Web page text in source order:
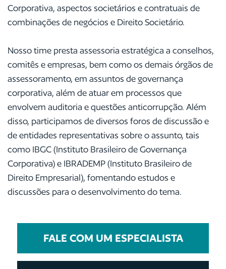
Corporativa, aspectos societários e contratuais de
combinações de negócios e Direito Societário.
Nosso time presta assessoria estratégica a conselhos,
comitês e empresas, bem como os demais órgãos de
assessoramento, em assuntos de governança
corporativa, além de atuar em processos que
envolvem auditoria e questões anticorrupção. Além
disso, participamos de diversos foros de discussão e
de entidades representativas sobre o assunto, tais
como IBGC (Instituto Brasileiro de Governança
Corporativa) e IBRADEMP (Instituto Brasileiro de
Direito Empresarial), fomentando estudos e
discussões para o desenvolvimento do tema.
FALE COM UM ESPECIALISTA